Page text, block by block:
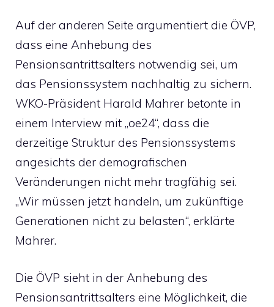
Auf der anderen Seite argumentiert die ÖVP,
dass eine Anhebung des
Pensionsantrittsalters notwendig sei, um
das Pensionssystem nachhaltig zu sichern.
WKO-Präsident Harald Mahrer betonte in
einem Interview mit „oe24“, dass die
derzeitige Struktur des Pensionssystems
angesichts der demografischen
Veränderungen nicht mehr tragfähig sei.
„Wir müssen jetzt handeln, um zukünftige
Generationen nicht zu belasten“, erklärte
Mahrer.
Die ÖVP sieht in der Anhebung des
Pensionsantrittsalters eine Möglichkeit, die